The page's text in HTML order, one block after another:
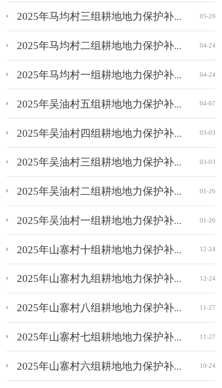
2025年马均村三组耕地地力保护补... 05-29
2025年马均村二组耕地地力保护补... 04-24
2025年马均村一组耕地地力保护补... 04-24
2025年吴油村五组耕地地力保护补... 04-07
2025年吴油村四组耕地地力保护补... 03-03
2025年吴油村三组耕地地力保护补... 03-03
2025年吴油村二组耕地地力保护补... 01-26
2025年吴油村一组耕地地力保护补... 01-26
2025年山寨村十组耕地地力保护补... 12-24
2025年山寨村九组耕地地力保护补... 12-24
2025年山寨村八组耕地地力保护补... 11-27
2025年山寨村七组耕地地力保护补... 11-27
2025年山寨村六组耕地地力保护补... 10-24